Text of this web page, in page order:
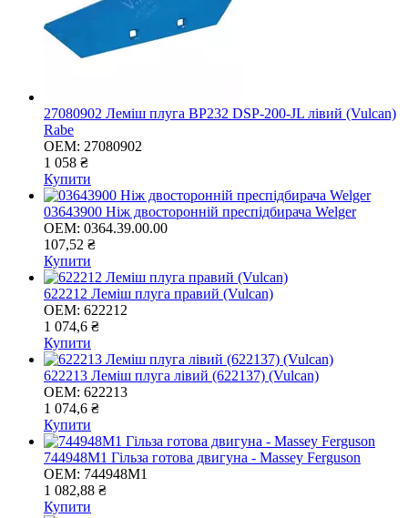
27080902 Леміш плуга BP232 DSP-200-JL лівий (Vulcan)
Rabe
OEM: 27080902
1 058 ₴
Купити
03643900 Ніж двосторонній преспідбирача Welger
OEM: 0364.39.00.00
107,52 ₴
Купити
622212 Леміш плуга правий (Vulcan)
OEM: 622212
1 074,6 ₴
Купити
622213 Леміш плуга лівий (622137) (Vulcan)
OEM: 622213
1 074,6 ₴
Купити
744948M1 Гільза готова двигуна - Massey Ferguson
OEM: 744948M1
1 082,88 ₴
Купити